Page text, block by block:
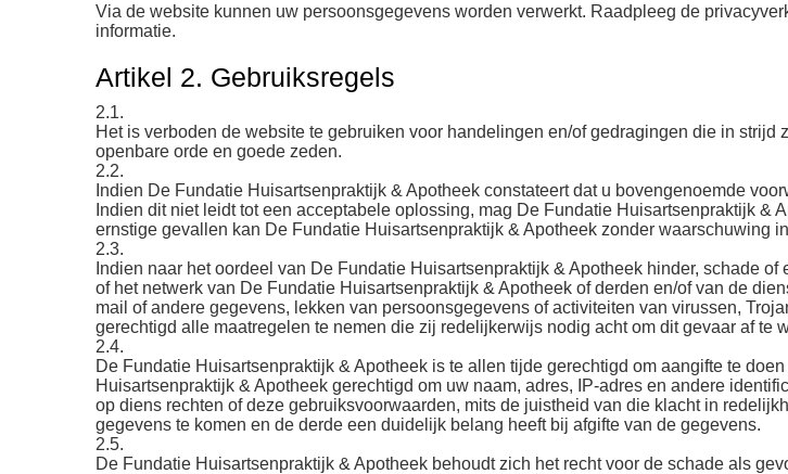
Via de website kunnen uw persoonsgegevens worden verwerkt. Raadpleeg de
informatie.
Artikel 2. Gebruiksregels
2.1.
Het is verboden de website te gebruiken voor handelingen en/of gedragingen die in
openbare orde en goede zeden.
2.2.
Indien De Fundatie Huisartsenpraktijk & Apotheek constateert dat u bovengenoemde
Indien dit niet leidt tot een acceptabele oplossing, mag De Fundatie Huisartsenpraktijk &
ernstige gevallen kan De Fundatie Huisartsenpraktijk & Apotheek zonder waarschuwing
2.3.
Indien naar het oordeel van De Fundatie Huisartsenpraktijk & Apotheek hinder, schade
of het netwerk van De Fundatie Huisartsenpraktijk & Apotheek of derden en/of van de
mail of andere gegevens, lekken van persoonsgegevens of activiteiten van virussen,
gerechtigd alle maatregelen te nemen die zij redelijkerwijs nodig acht om dit gevaar af te
2.4.
De Fundatie Huisartsenpraktijk & Apotheek is te allen tijde gerechtigd om aangifte te
Huisartsenpraktijk & Apotheek gerechtigd om uw naam, adres, IP-adres en andere
op diens rechten of deze gebruiksvoorwaarden, mits de juistheid van die klacht in
gegevens te komen en de derde een duidelijk belang heeft bij afgifte van de gegevens.
2.5.
De Fundatie Huisartsenpraktijk & Apotheek behoudt zich het recht voor de schade als